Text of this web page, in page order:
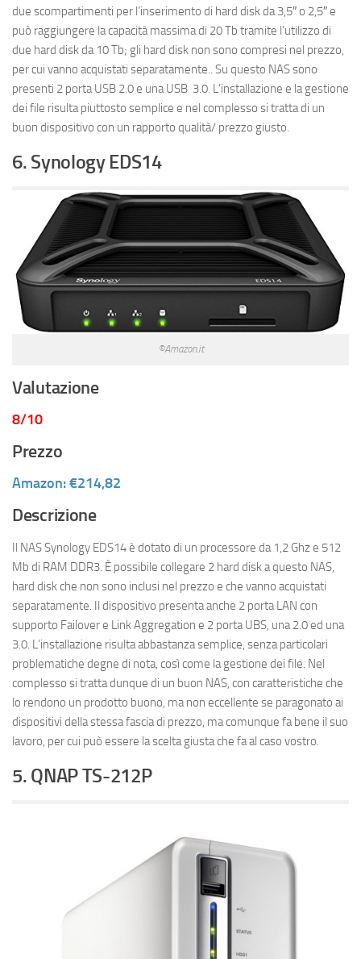
due scompartimenti per l’inserimento di hard disk da 3,5″ o 2,5″ e
può raggiungere la capacità massima di 20 Tb tramite l’utilizzo di
due hard disk da 10 Tb; gli hard disk non sono compresi nel prezzo,
per cui vanno acquistati separatamente.. Su questo NAS sono
presenti 2 porta USB 2.0 e una USB 3.0. L’installazione e la gestione
dei file risulta piuttosto semplice e nel complesso si tratta di un
buon dispositivo con un rapporto qualità/ prezzo giusto.
6. Synology EDS14
©Amazon.it
Valutazione
8/10
Prezzo
Amazon: €214,82
Descrizione
Il NAS Synology EDS14 è dotato di un processore da 1,2 Ghz e 512
Mb di RAM DDR3. È possibile collegare 2 hard disk a questo NAS,
hard disk che non sono inclusi nel prezzo e che vanno acquistati
separatamente. Il dispositivo presenta anche 2 porta LAN con
supporto Failover e Link Aggregation e 2 porta UBS, una 2.0 ed una
3.0. L’installazione risulta abbastanza semplice, senza particolari
problematiche degne di nota, così come la gestione dei file. Nel
complesso si tratta dunque di un buon NAS, con caratteristiche che
lo rendono un prodotto buono, ma non eccellente se paragonato ai
dispositivi della stessa fascia di prezzo, ma comunque fa bene il suo
lavoro, per cui può essere la scelta giusta che fa al caso vostro.
5. QNAP TS-212P